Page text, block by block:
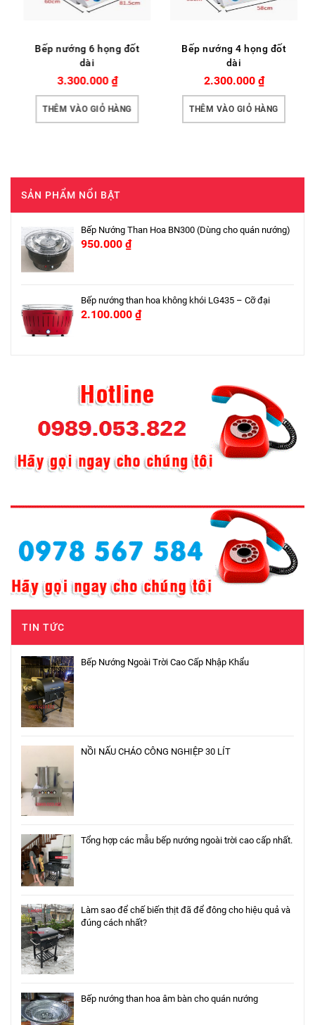
Bếp nướng 6 họng đốt
dài
3.300.000₫
THÊM VÀO GIỎ HÀNG
Bếp nướng 4 họng đốt
dài
2.300.000₫
THÊM VÀO GIỎ HÀNG
SẢN PHẨM NỔI BẬT
Bếp Nướng Than Hoa BN300 (Dùng cho quán nướng)
950.000 ₫
Bếp nướng than hoa không khói LG435 – Cỡ đại
2.100.000 ₫
TIN TỨC
Bếp Nướng Ngoài Trời Cao Cấp Nhập Khẩu
NỒI NẤU CHÁO CÔNG NGHIỆP 30 LÍT
Tổng hợp các mẫu bếp nướng ngoài trời cao cấp nhất.
Làm sao để chế biến thịt đã để đông cho hiệu quả và
đúng cách nhất?
Bếp nướng than hoa âm bàn cho quán nướng